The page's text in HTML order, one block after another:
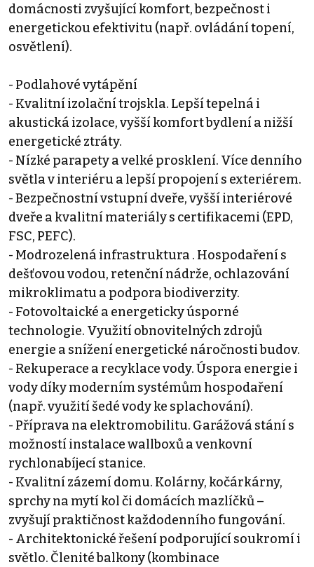
domácnosti zvyšující komfort, bezpečnost i
energetickou efektivitu (např. ovládání topení,
osvětlení).
- Podlahové vytápění
- Kvalitní izolační trojskla. Lepší tepelná i
akustická izolace, vyšší komfort bydlení a nižší
energetické ztráty.
- Nízké parapety a velké prosklení. Více denního
světla v interiéru a lepší propojení s exteriérem.
- Bezpečnostní vstupní dveře, vyšší interiérové
dveře a kvalitní materiály s certifikacemi (EPD,
FSC, PEFC).
- Modrozelená infrastruktura . Hospodaření s
dešťovou vodou, retenční nádrže, ochlazování
mikroklimatu a podpora biodiverzity.
- Fotovoltaické a energeticky úsporné
technologie. Využití obnovitelných zdrojů
energie a snížení energetické náročnosti budov.
- Rekuperace a recyklace vody. Úspora energie i
vody díky moderním systémům hospodaření
(např. využití šedé vody ke splachování).
- Příprava na elektromobilitu. Garážová stání s
možností instalace wallboxů a venkovní
rychlonabíjecí stanice.
- Kvalitní zázemí domu. Kolárny, kočárkárny,
sprchy na mytí kol či domácích mazlíčků –
zvyšují praktičnost každodenního fungování.
- Architektonické řešení podporující soukromí i
světlo. Členité balkony (kombinace